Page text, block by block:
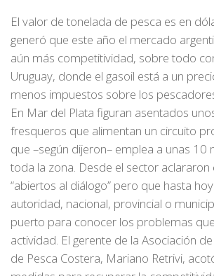
El valor de tonelada de pesca es en
generó que este año el mercado
aún más competitividad, sobre todo
Uruguay, donde el gasoil está a un
menos impuestos sobre los
En Mar del Plata figuran asentados
fresqueros que alimentan un circuito
que –según dijeron– emplea a unas 10
toda la zona. Desde el sector aclararon
“abiertos al diálogo” pero que hasta
autoridad, nacional, provincial o
puerto para conocer los problemas
actividad. El gerente de la Asociación
de Pesca Costera, Mariano Retrivi,